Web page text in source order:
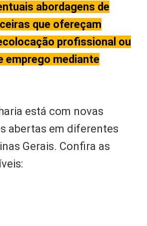
abordagens de
que ofereçam
profissional ou
emprego mediante
está com novas
abertas em diferentes
Gerais. Confira as